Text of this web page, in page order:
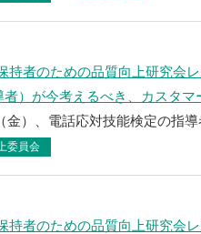
持者のための品質向上研究会
者）が今考えるべき、カスタ
金）、電話応対技能検定の指
委員会
持者のための品質向上研究会